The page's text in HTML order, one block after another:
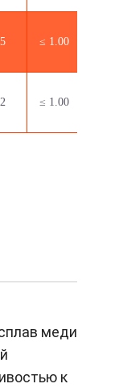
≤ 1.00
≤ 1.00
меди
к